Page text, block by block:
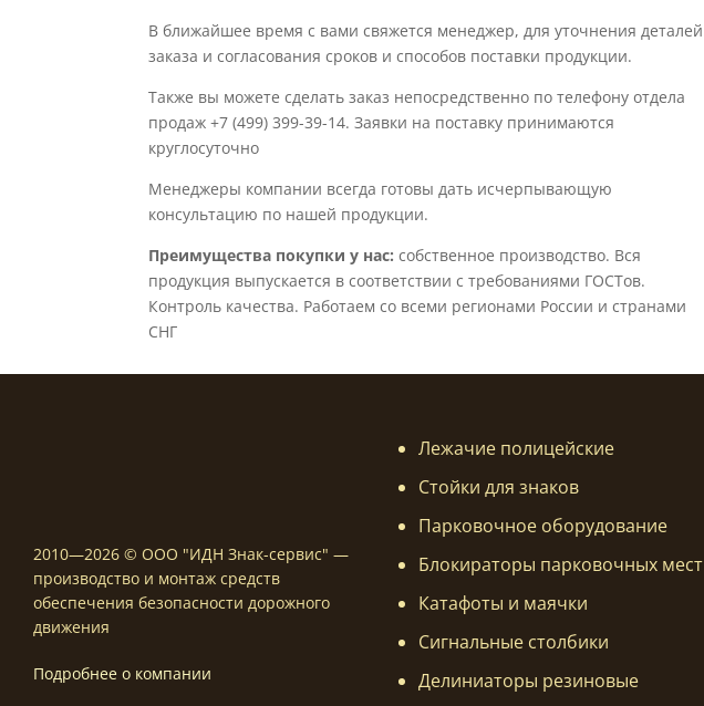
В ближайшее время с вами свяжется менеджер, для уточнения деталей
заказа и согласования сроков и способов поставки продукции.
Также вы можете сделать заказ непосредственно по телефону отдела
продаж +7 (499) 399-39-14. Заявки на поставку принимаются
круглосуточно
Менеджеры компании всегда готовы дать исчерпывающую
консультацию по нашей продукции.
Преимущества покупки у нас:собственное производство. Вся
продукция выпускается в соответствии с требованиями ГОСТов.
Контроль качества. Работаем со всеми регионами России и странами
СНГ
2010—2026 © ООО "ИДН Знак-сервис" —
производство и монтаж средств
обеспечения безопасности дорожного
движения
Подробнее о компании
Лежачие полицейские
Стойки для знаков
Парковочное оборудование
Блокираторы парковочных мест
Катафоты и маячки
Сигнальные столбики
Делиниаторы резиновые